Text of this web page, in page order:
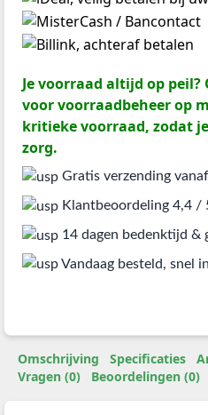
Je voorraad altijd op peil?
voor voorraadbeheer op
kritieke voorraad, zodat
zorg.
Gratis verzending
Klantbeoordeling 4,4 /
14 dagen bedenktijd &
Vandaag besteld, snel
Omschrijving Specificaties
Vragen (0)
Beoordelingen (0)